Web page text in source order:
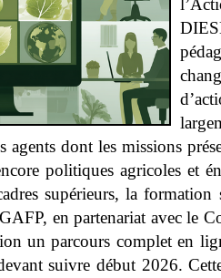
agents dont les missions
politiques agricoles et
supérieurs, la
en partenariat avec le
un parcours complet en
suivre début 2026.